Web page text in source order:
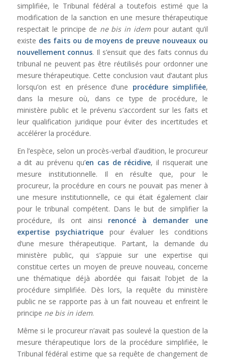
simplifiée, le Tribunal fédéral a toutefois estimé que la
modification de la sanction en une mesure thérapeutique
respectait le principe de ne bis in idempour autant qu’il
existe des faits ou de moyens de preuve nouveaux ou
nouvellement connus. Il s’ensuit que des faits connus du
tribunal ne peuvent pas être réutilisés pour ordonner une
mesure thérapeutique. Cette conclusion vaut d’autant plus
lorsqu’on est en présence d’une procédure simplifiée,
dans la mesure où, dans ce type de procédure, le
ministère public et le prévenu s’accordent sur les faits et
leur qualification juridique pour éviter des incertitudes et
accélérer la procédure.
En l’espèce, selon un procès-verbal d’audition, le procureur
a dit au prévenu qu’en cas de récidive, il risquerait une
mesure institutionnelle. Il en résulte que, pour le
procureur, la procédure en cours ne pouvait pas mener à
une mesure institutionnelle, ce qui était également clair
pour le tribunal compétent. Dans le but de simplifier la
procédure, ils ont ainsi renoncé à demander une
expertise psychiatrique pour évaluer les conditions
d’une mesure thérapeutique. Partant, la demande du
ministère public, qui s’appuie sur une expertise qui
constitue certes un moyen de preuve nouveau, concerne
une thématique déjà abordée qui faisait l’objet de la
procédure simplifiée. Dès lors, la requête du ministère
public ne se rapporte pas à un fait nouveau et enfreint le
principe ne bis in idem.
Même si le procureur n’avait pas soulevé la question de la
mesure thérapeutique lors de la procédure simplifiée, le
Tribunal fédéral estime que sa requête de changement de